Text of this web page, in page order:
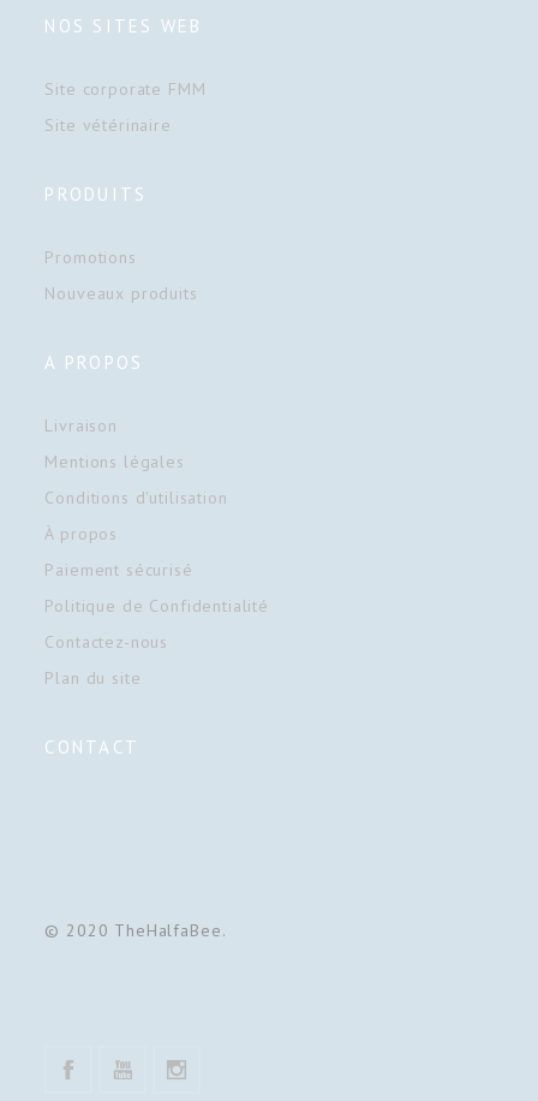
NOS SITES WEB
Site corporate FMM
Site vétérinaire
PRODUITS
Promotions
Nouveaux produits
A PROPOS
Livraison
Mentions légales
Conditions d'utilisation
À propos
Paiement sécurisé
Politique de Confidentialité
Contactez-nous
Plan du site
CONTACT
© 2020 TheHalfaBee.